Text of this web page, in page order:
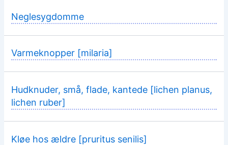
Neglesygdomme
Varmeknopper [milaria]
Hudknuder, små, flade, kantede [lichen planus,
lichen ruber]
Kløe hos ældre [pruritus senilis]